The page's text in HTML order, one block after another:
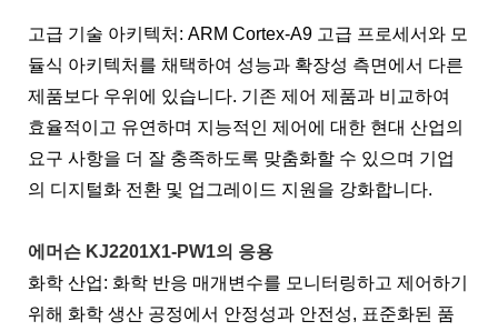
고급 기술 아키텍처: ARM Cortex-A9 고급 프로세서와 모
듈식 아키텍처를 채택하여 성능과 확장성 측면에서 다른
제품보다 우위에 있습니다. 기존 제어 제품과 비교하여
효율적이고 유연하며 지능적인 제어에 대한 현대 산업의
요구 사항을 더 잘 충족하도록 맞춤화할 수 있으며 기업
의 디지털화 전환 및 업그레이드 지원을 강화합니다.
에머슨 KJ2201X1-PW1의 응용
화학 산업: 화학 반응 매개변수를 모니터링하고 제어하기
위해 화학 생산 공정에서 안정성과 안전성, 표준화된 품